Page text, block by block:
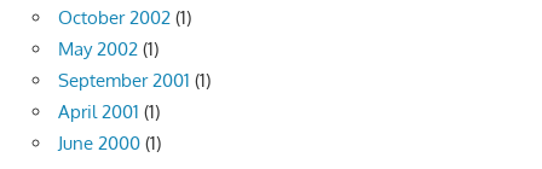
October 2002 (1)
May 2002 (1)
September 2001 (1)
April 2001 (1)
June 2000 (1)